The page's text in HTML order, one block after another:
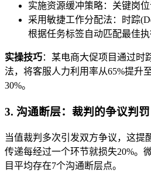
实施资源缓冲策略：关键岗
采用敏捷工作分配法：时踪
根据任务标签自动匹配最佳
实操技巧：某电商大促项目通过时
法，将客服人力利用率从65%提升
30%。
3. 沟通断层：裁判的争议判罚
当值裁判多次引发双方争议，这提
传递每经过一个环节就损失20%。
目平均存在7个沟通断层点。